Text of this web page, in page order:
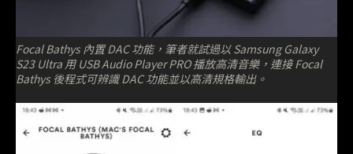
Focal Bathys 內置 DAC 功能，筆者就試過以 Samsung Galaxy
S23 Ultra 用 USB Audio Player PRO 播放高清音樂，連接 Focal
Bathys 後程式可辨識 DAC 功能並以高清規格輸出。